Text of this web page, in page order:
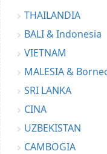
THAILANDIA
BALI & Indonesia
VIETNAM
MALESIA &
SRI LANKA
CINA
UZBEKISTAN
CAMBOGIA